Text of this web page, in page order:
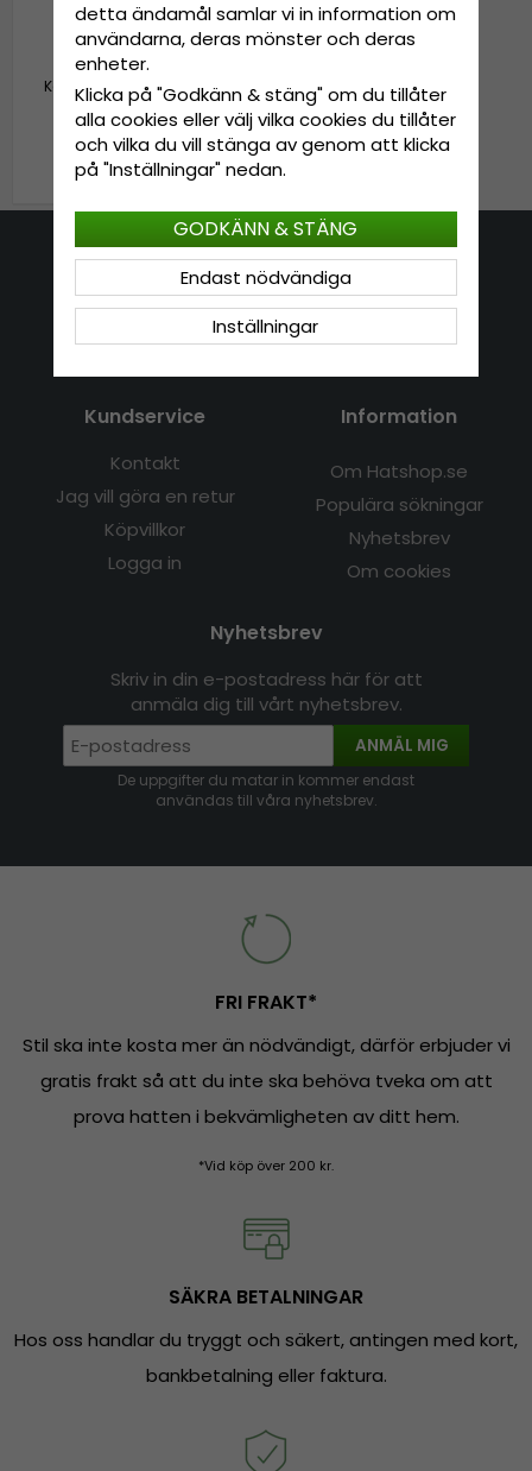
Keps - Capslab Cocktails
Beerpong (svart)
349 kr
Kontakta oss
E-mail: info@hatshop.se
Tel: 031-320 22 00
Kundservice
Kontakt
Jag vill göra en retur
Köpvillkor
Logga in
Information
Om Hatshop.se
Populära sökningar
Nyhetsbrev
Om cookies
Nyhetsbrev
Skriv in din e-postadress här för att
anmäla dig till vårt nyhetsbrev.
ANMÄL MIG
De uppgifter du matar in kommer endast
användas till våra nyhetsbrev.
FRI FRAKT*
Stil ska inte kosta mer än nödvändigt, därför erbjuder vi
gratis frakt så att du inte ska behöva tveka om att
prova hatten i bekvämligheten av ditt hem.
*Vid köp över 200 kr.
SÄKRA BETALNINGAR
Hos oss handlar du tryggt och säkert, antingen med kort,
bankbetalning eller faktura.
detta ändamål samlar vi in information om
användarna, deras mönster och deras
enheter.
Klicka på "Godkänn & stäng" om du tillåter
alla cookies eller välj vilka cookies du tillåter
och vilka du vill stänga av genom att klicka
på "Inställningar" nedan.
Inställningar
Endast nödvändiga
GODKÄNN & STÄNG